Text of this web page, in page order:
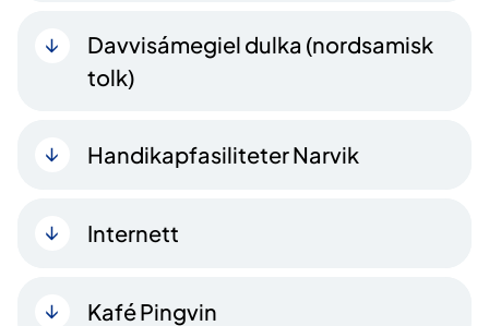
Davvisámegiel dulka (nordsamisk
tolk)
Handikapfasiliteter Narvik
Internett
Kafé Pingvin